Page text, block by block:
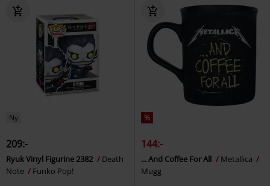
Ny
209:-
Ryuk Vinyl Figurine 2382
Death
Note
Funko Pop!
%
144:-
... And Coffee For All
Metallica
Mugg